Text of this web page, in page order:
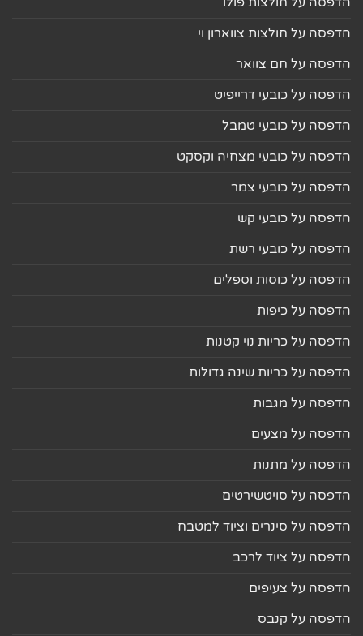
הדפסה על חולצות צווארון וי
הדפסה על חם צוואר
הדפסה על כובעי דרייפיט
הדפסה על כובעי טמבל
הדפסה על כובעי מצחיה וקסקט
הדפסה על כובעי צמר
הדפסה על כובעי קש
הדפסה על כובעי רשת
הדפסה על כוסות וספלים
הדפסה על כיפות
הדפסה על כריות נוי קטנות
הדפסה על כריות שינה גדולות
הדפסה על מגבות
הדפסה על מצעים
הדפסה על מתנות
הדפסה על סויטשירטים
הדפסה על סינרים וציוד למטבח
הדפסה על ציוד לרכב
הדפסה על צעיפים
הדפסה על קנבס